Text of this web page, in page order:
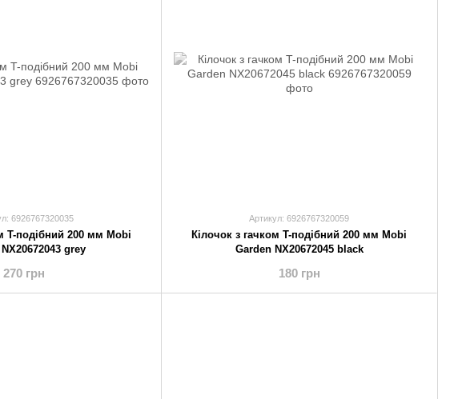
6926767320035
T-подібний 200 мм Mobi
grey
270 грн
Артикул: 6926767320059
Кілочок з гачком T-подібний 200 мм Mobi
Garden NX20672045 black
180 грн